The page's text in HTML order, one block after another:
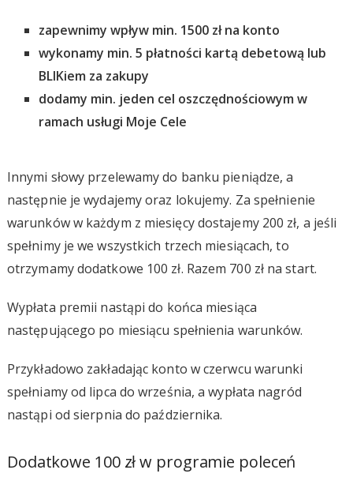
zapewnimy wpływ min. 1500 zł na konto
wykonamy min. 5 płatności kartą debetową lub
BLIKiem za zakupy
dodamy min. jeden cel oszczędnościowym w
ramach usługi Moje Cele
Innymi słowy przelewamy do banku pieniądze, a
następnie je wydajemy oraz lokujemy. Za spełnienie
warunków w każdym z miesięcy dostajemy 200 zł, a jeśli
spełnimy je we wszystkich trzech miesiącach, to
otrzymamy dodatkowe 100 zł. Razem 700 zł na start.
Wypłata premii nastąpi do końca miesiąca
następującego po miesiącu spełnienia warunków.
Przykładowo zakładając konto w czerwcu warunki
spełniamy od lipca do września, a wypłata nagród
nastąpi od sierpnia do października.
Dodatkowe 100 zł w programie poleceń